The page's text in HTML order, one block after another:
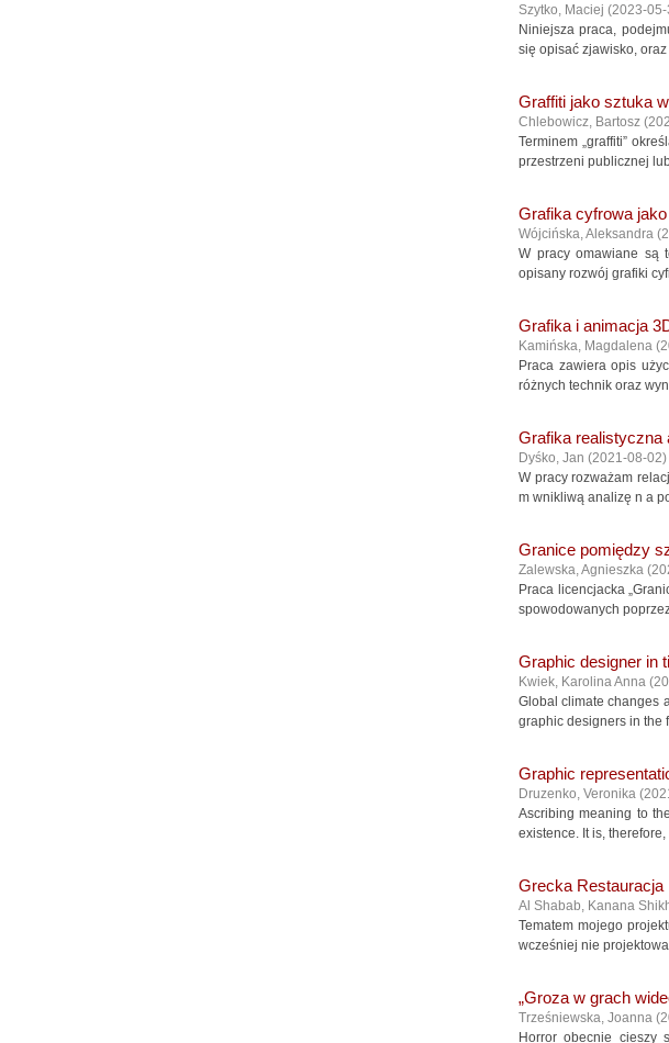
Szytko, Maciej (2023-
Niniejsza praca,
się opisać zjawisko,
Graffiti jako sztuka
Chlebowicz, Bartosz (
Terminem „graffiti”
przestrzeni publicznej
Grafika cyfrowa
Wójcińska, Aleksandra (
W pracy omawiane są
opisany rozwój grafiki
Grafika i animacja
Kamińska, Magdalena (
Praca zawiera opis
różnych technik oraz
Grafika realistyczna
Dyśko, Jan (2021-08-02)
W pracy rozważam
m wnikliwą analizę n a
Granice pomiędzy
Zalewska, Agnieszka (
Praca licencjacka
spowodowanych
Graphic designer in
Kwiek, Karolina Anna (
Global climate changes
graphic designers in the
Graphic
Druzenko, Veronika (
Ascribing meaning to
existence. It is,
Grecka Restauracja
Al Shabab, Kanana
Tematem mojego
wcześniej nie
„Groza w grach
Trześniewska, Joanna (
Horror obecnie cieszy